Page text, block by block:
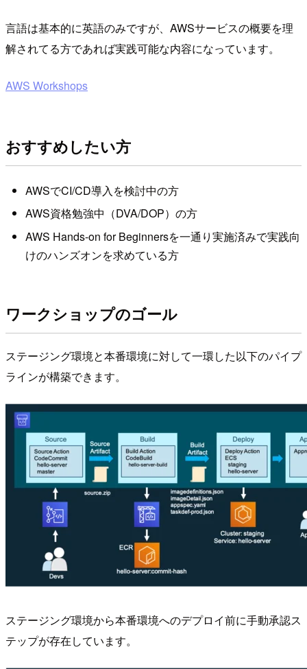
言語は基本的に英語のみですが、AWSサービスの概要を理
解されてる方であれば実践可能な内容になっています。
AWS Workshops
おすすめしたい方
AWSでCI/CD導入を検討中の方
AWS資格勉強中（DVA/DOP）の方
AWS Hands-on for Beginnersを一通り実施済みで実践向
けのハンズオンを求めている方
ワークショップのゴール
ステージング環境と本番環境に対して一環した以下のパイプ
ラインが構築できます。
ステージング環境から本番環境へのデプロイ前に手動承認ス
テップが存在しています。